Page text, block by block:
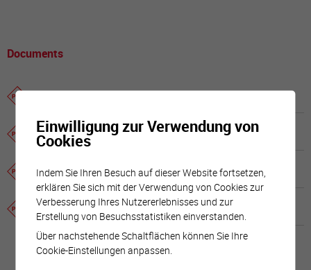
Documents
Plan directeur 2021
Plan directeur 2018
Plan directeur 2015
Plan directeur 2014
Einwilligung zur Verwendung von
Cookies
Indem Sie Ihren Besuch auf dieser Website fortsetzen,
erklären Sie sich mit der Verwendung von Cookies zur
Verbesserung Ihres Nutzererlebnisses und zur
Erstellung von Besuchsstatistiken einverstanden.
Über nachstehende Schaltflächen können Sie Ihre
Cookie-Einstellungen anpassen.